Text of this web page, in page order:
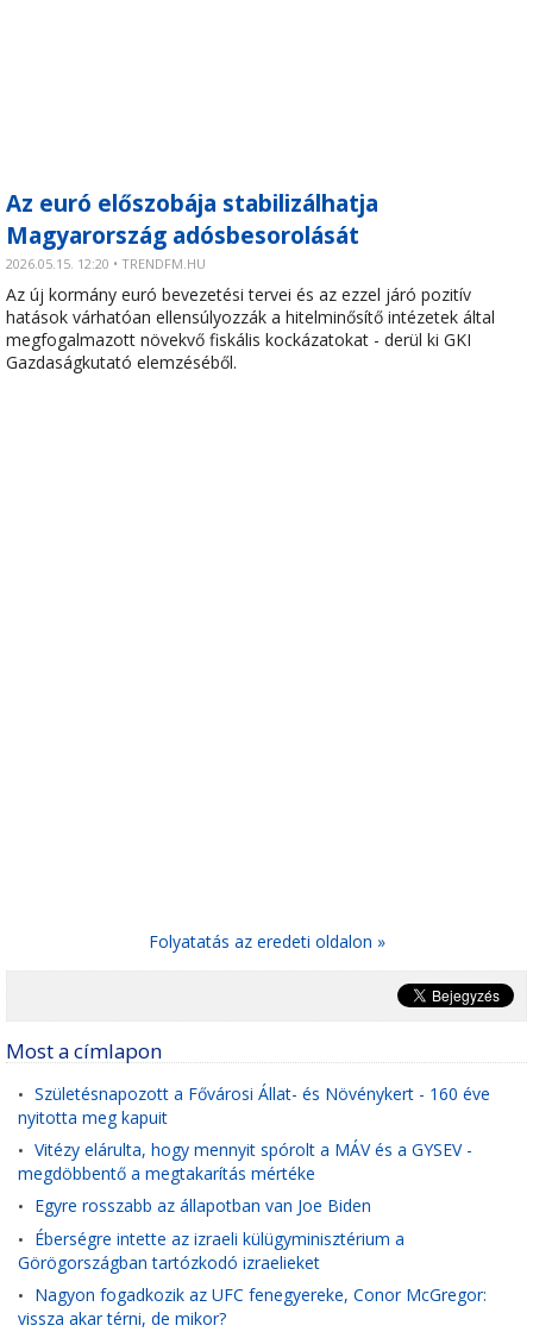
Az euró előszobája stabilizálhatja
Magyarország adósbesorolását
2026.05.15. 12:20 • TRENDFM.HU
Az új kormány euró bevezetési tervei és az ezzel járó pozitív
hatások várhatóan ellensúlyozzák a hitelminősítő intézetek által
megfogalmazott növekvő fiskális kockázatokat - derül ki GKI
Gazdaságkutató elemzéséből.
Folyatatás az eredeti oldalon »
Most a címlapon
• Születésnapozott a Fővárosi Állat- és Növénykert - 160 éve
nyitotta meg kapuit
• Vitézy elárulta, hogy mennyit spórolt a MÁV és a GYSEV -
megdöbbentő a megtakarítás mértéke
• Egyre rosszabb az állapotban van Joe Biden
• Éberségre intette az izraeli külügyminisztérium a
Görögországban tartózkodó izraelieket
• Nagyon fogadkozik az UFC fenegyereke, Conor McGregor:
vissza akar térni, de mikor?